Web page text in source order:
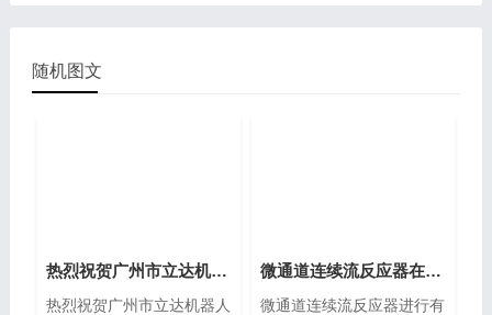
随机图文
热烈祝贺广州市立达机器人有限公司网站
热烈祝贺广州市立达机器人
微通道连续流反应器在有机合成中的应用
微通道连续流反应器进行有